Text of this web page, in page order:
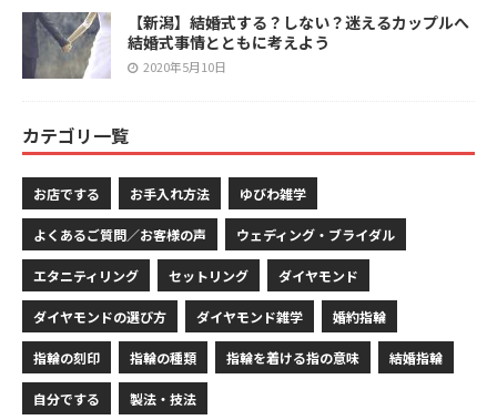
【新潟】結婚式する？しない？迷えるカップルへ
結婚式事情とともに考えよう
2020年5月10日
カテゴリ一覧
お店でする お手入れ方法 ゆびわ雑学
よくあるご質問／お客様の声 ウェディング・ブライダル
エタニティリング セットリング ダイヤモンド
ダイヤモンドの選び方 ダイヤモンド雑学 婚約指輪
指輪の刻印 指輪の種類 指輪を着ける指の意味 結婚指輪
自分でする 製法・技法